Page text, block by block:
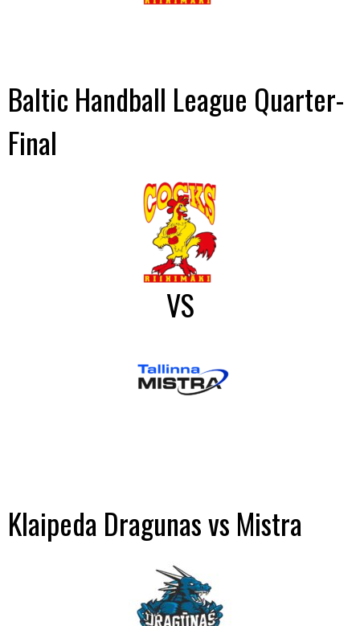
Baltic Handball League Quarter-
Final
VS
Klaipeda Dragunas vs Mistra